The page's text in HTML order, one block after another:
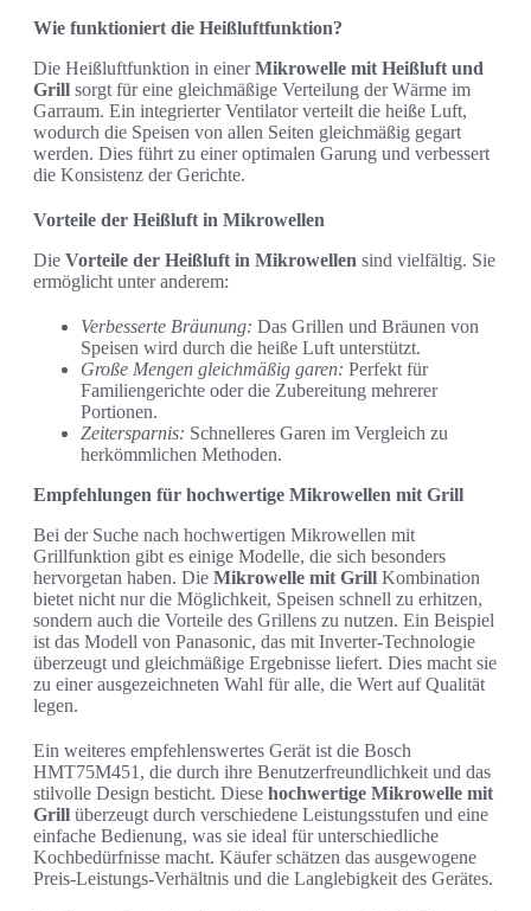
Wie funktioniert die Heißluftfunktion?
Die Heißluftfunktion in einerMikrowelle mit Heißluft und
Grill sorgt für eine gleichmäßige Verteilung der Wärme im
Garraum. Ein integrierter Ventilator verteilt die heiße Luft,
wodurch die Speisen von allen Seiten gleichmäßig gegart
werden. Dies führt zu einer optimalen Garung und verbessert
die Konsistenz der Gerichte.
Vorteile der Heißluft in Mikrowellen
Die Vorteile der Heißluft in Mikrowellen sind vielfältig. Sie
ermöglicht unter anderem:
Verbesserte Bräunung: Das Grillen und Bräunen von
Speisen wird durch die heiße Luft unterstützt.
Große Mengen gleichmäßig garen: Perfekt für
Familiengerichte oder die Zubereitung mehrerer
Portionen.
Zeitersparnis: Schnelleres Garen im Vergleich zu
herkömmlichen Methoden.
Empfehlungen für hochwertige Mikrowellen mit Grill
Bei der Suche nach hochwertigen Mikrowellen mit
Grillfunktion gibt es einige Modelle, die sich besonders
hervorgetan haben. Die Mikrowelle mit Grill Kombination
bietet nicht nur die Möglichkeit, Speisen schnell zu erhitzen,
sondern auch die Vorteile des Grillens zu nutzen. Ein Beispiel
ist das Modell von Panasonic, das mit Inverter-Technologie
überzeugt und gleichmäßige Ergebnisse liefert. Dies macht sie
zu einer ausgezeichneten Wahl für alle, die Wert auf Qualität
legen.
Ein weiteres empfehlenswertes Gerät ist die Bosch
HMT75M451, die durch ihre Benutzerfreundlichkeit und das
stilvolle Design besticht. Diese hochwertige Mikrowelle mit
Grill überzeugt durch verschiedene Leistungsstufen und eine
einfache Bedienung, was sie ideal für unterschiedliche
Kochbedürfnisse macht. Käufer schätzen das ausgewogene
Preis-Leistungs-Verhältnis und die Langlebigkeit des Gerätes.